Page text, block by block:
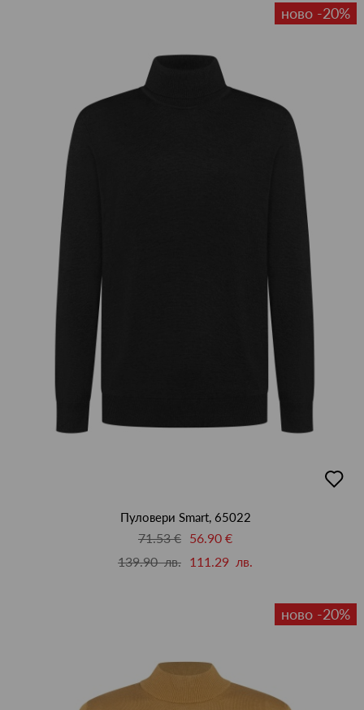
ново -20%
в
Пуловери Smart, 65022
71.53 € 56.90 €
139.90 лв. 111.29 лв.
ново -20%